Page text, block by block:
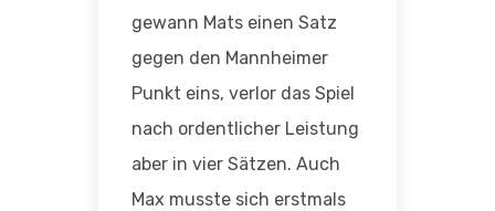
gewann Mats einen Satz
gegen den Mannheimer
Punkt eins, verlor das Spiel
nach ordentlicher Leistung
aber in vier Sätzen. Auch
Max musste sich erstmals